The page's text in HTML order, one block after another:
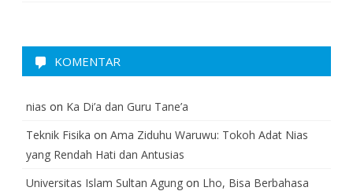
KOMENTAR
nias on Ka Di’a dan Guru Tane’a
Teknik Fisika on Ama Ziduhu Waruwu: Tokoh Adat Nias
yang Rendah Hati dan Antusias
Universitas Islam Sultan Agung on Lho, Bisa Berbahasa